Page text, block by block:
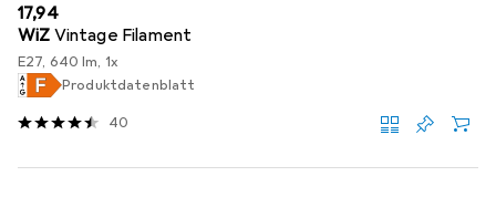
EUR
17,94
WiZ Vintage Filament
E27, 640 lm, 1x
Produktdatenblatt
40